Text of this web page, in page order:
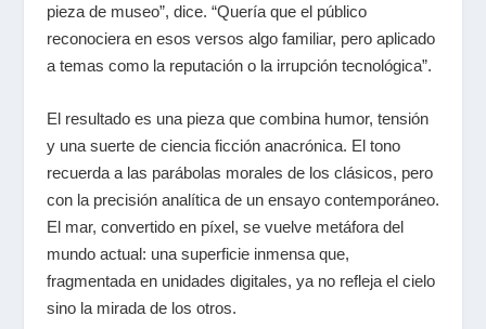
pieza de museo”, dice. “Quería que el público
reconociera en esos versos algo familiar, pero aplicado
a temas como la reputación o la irrupción tecnológica”.
El resultado es una pieza que combina humor, tensión
y una suerte de ciencia ficción anacrónica. El tono
recuerda a las parábolas morales de los clásicos, pero
con la precisión analítica de un ensayo contemporáneo.
El mar, convertido en píxel, se vuelve metáfora del
mundo actual: una superficie inmensa que,
fragmentada en unidades digitales, ya no refleja el cielo
sino la mirada de los otros.